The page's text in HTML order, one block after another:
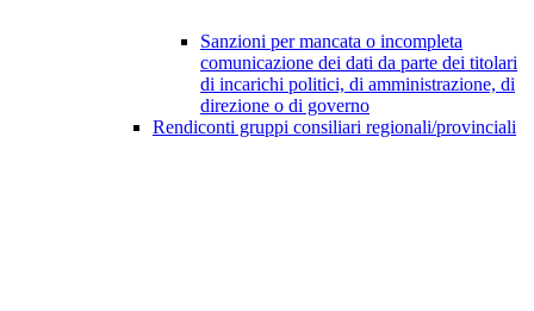
Sanzioni per mancata o incompleta
comunicazione dei dati da parte dei titolari
di incarichi politici, di amministrazione, di
direzione o di governo
Rendiconti gruppi consiliari regionali/provinciali